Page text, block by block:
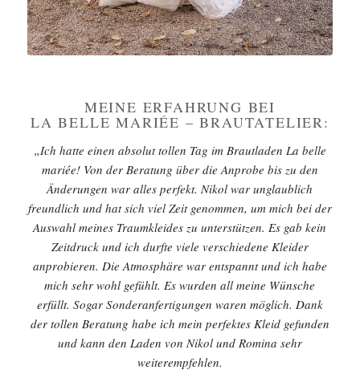
MEINE ERFAHRUNG BEI
LA BELLE MARIÉE – BRAUTATELIER:
„Ich hatte einen absolut tollen Tag im Brautladen La belle
mariée! Von der Beratung über die Anprobe bis zu den
Änderungen war alles perfekt. Nikol war unglaublich
freundlich und hat sich viel Zeit genommen, um mich bei der
Auswahl meines Traumkleides zu unterstützen. Es gab kein
Zeitdruck und ich durfte viele verschiedene Kleider
anprobieren. Die Atmosphäre war entspannt und ich habe
mich sehr wohl gefühlt. Es wurden all meine Wünsche
erfüllt. Sogar Sonderanfertigungen waren möglich. Dank
der tollen Beratung habe ich mein perfektes Kleid gefunden
und kann den Laden von Nikol und Romina sehr
weiterempfehlen.